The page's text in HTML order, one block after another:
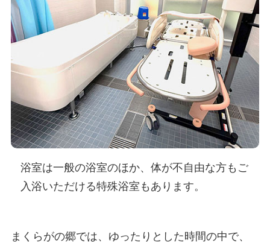
浴室は一般の浴室のほか、体が不自由な方もご
入浴いただける特殊浴室もあります。
まくらがの郷では、ゆったりとした時間の中で、